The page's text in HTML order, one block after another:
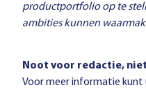
productportfolio op te
ambities kunnen
Noot voor redactie,
Voor meer informatie